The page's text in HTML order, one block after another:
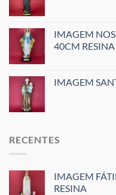
IMAGEM
40CM RESINA
IMAGEM
RECENTES
IMAGEM
RESINA